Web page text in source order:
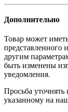
Дополнительно
Товар может
представленного
другим
быть изменены
уведомления.
Просьба
указанному на